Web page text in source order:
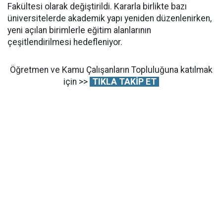
Fakültesi olarak değiştirildi. Kararla birlikte bazı
üniversitelerde akademik yapı yeniden düzenlenirken,
yeni açılan birimlerle eğitim alanlarının
çeşitlendirilmesi hedefleniyor.
Öğretmen ve Kamu Çalışanların Topluluğuna katılmak
için >> TIKLA TAKİP ET